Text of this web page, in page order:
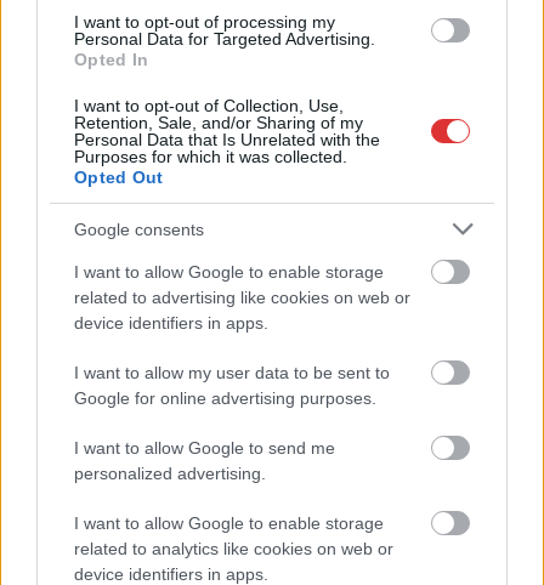
I want to opt-out of processing my
Personal Data for Targeted Advertising.
Opted In
I want to opt-out of Collection, Use,
Retention, Sale, and/or Sharing of my
Personal Data that Is Unrelated with the
Purposes for which it was collected.
Opted Out
Google consents
I want to allow Google to enable storage
related to advertising like cookies on web or
device identifiers in apps.
I want to allow my user data to be sent to
Google for online advertising purposes.
I want to allow Google to send me
personalized advertising.
I want to allow Google to enable storage
related to analytics like cookies on web or
device identifiers in apps.
Magyarország jobban látszik közelről – heti médiaszemle a
független helyi sajtóból
Már magasabb szinten is nyomoznak Szijjártó
büntetőügyében, vesztegetés miatt 3 év letöltendőt kaphat és
ez csak az egyik botrány
Problémák egész Jász-Nagykun-Szolnok megyében: egyre
több otthoni kútból fogy ki a víz
Szolnokon egy kulcsfontosságú körforgalmat részlegesen
lezárnak a napokban, a közlekedés az átlagost is meghaladó
Elromlott a biztosítóberendezés a ceglédi vasútvonalon,
alapos késések alakultak ki a menetrendhez képest,
kimaradás is előfordult
Ön szerint hogy készül a hamisítatlan szolnoki habos isler?
Országos ellenőrzés indult a hazai akkumulátoripari
üzemekben